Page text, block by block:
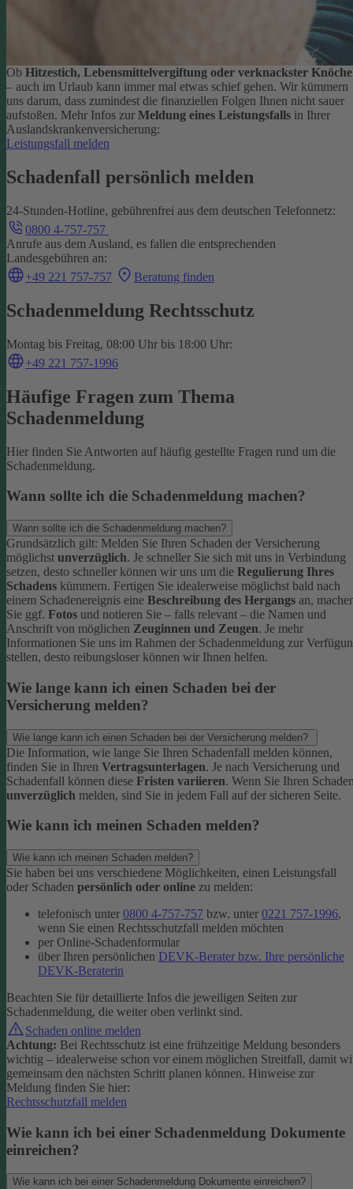
Ob Hitzestich, Lebensmittelvergiftung oder verknackster
– auch im Urlaub kann immer mal etwas schief gehen. Wir kümmern
uns darum, dass zumindest die finanziellen Folgen Ihnen nicht sauer
aufstoßen. Mehr Infos zur Meldung eines Leistungsfalls in Ihrer
Auslandskrankenversicherung:
Leistungsfall melden
Schadenfall persönlich melden
24-Stunden-Hotline, gebührenfrei aus dem deutschen Telefonnetz:
0800 4-757-757
Anrufe aus dem Ausland, es fallen die entsprechenden
Landesgebühren an:
+49 221 757-757
Beratung finden
Schadenmeldung Rechtsschutz
Montag bis Freitag, 08:00 Uhr bis 18:00 Uhr:
+49 221 757-1996
Häufige Fragen zum Thema
Schadenmeldung
Hier finden Sie Antworten auf häufig gestellte Fragen rund um die
Schadenmeldung.
Wann sollte ich die Schadenmeldung machen?
Wann sollte ich die Schadenmeldung machen?
Grundsätzlich gilt: Melden Sie Ihren Schaden der Versicherung
möglichst unverzüglich. Je schneller Sie sich mit uns in Verbindung
setzen, desto schneller können wir uns um die Regulierung Ihres
Schadens kümmern. Fertigen Sie idealerweise möglichst bald nach
einem Schadenereignis eine Beschreibung des Hergangs an,
Sie ggf. Fotos und notieren Sie – falls relevant – die Namen und
Anschrift von möglichen Zeuginnen und Zeugen. Je mehr
Informationen Sie uns im Rahmen der Schadenmeldung zur
stellen, desto reibungsloser können wir Ihnen helfen.
Wie lange kann ich einen Schaden bei der
Versicherung melden?
Wie lange kann ich einen Schaden bei der Versicherung melden?
Die Information, wie lange Sie Ihren Schadenfall melden können,
finden Sie in Ihren Vertragsunterlagen. Je nach Versicherung und
Schadenfall können diese Fristen variieren. Wenn Sie Ihren
unverzüglich melden, sind Sie in jedem Fall auf der sicheren Seite.
Wie kann ich meinen Schaden melden?
Wie kann ich meinen Schaden melden?
Sie haben bei uns verschiedene Möglichkeiten, einen Leistungsfall
oder Schaden persönlich oder online zu melden:
telefonisch unter 0800 4-757-757 bzw. unter 0221 757-1996,
wenn Sie einen Rechtsschutzfall melden möchten
per Online-Schadenformular
über Ihren persönlichen DEVK-Berater bzw. Ihre persönliche
DEVK-Beraterin
Beachten Sie für detaillierte Infos die jeweiligen Seiten zur
Schadenmeldung, die weiter oben verlinkt sind.
Schaden online melden
Achtung: Bei Rechtsschutz ist eine frühzeitige Meldung besonders
wichtig – idealerweise schon vor einem möglichen Streitfall, damit
gemeinsam den nächsten Schritt planen können. Hinweise zur
Meldung finden Sie hier:
Rechtsschutzfall melden
Wie kann ich bei einer Schadenmeldung Dokumente
einreichen?
Wie kann ich bei einer Schadenmeldung Dokumente einreichen?